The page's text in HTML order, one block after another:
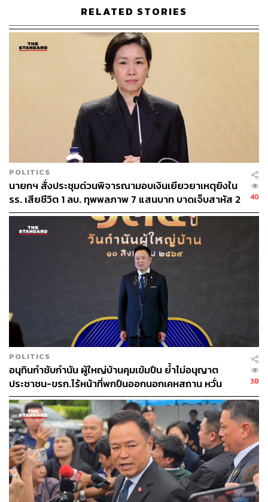
ซึ่งมีคุณสมบัติและหลักเกณฑ์ของกองทุนหมู่บ้านที่จะเข้า
ร่วมโครงการ ดังนี้ 1) สถานะนิติบุคคล: ต้องจดทะเบียนเป็น
นิติบุคคลอย่างถูกต้อง 2) การบริหารงาน: มีคณะกรรมการ
จัดการกองทุนตามระเบียบฯ 3) ความโปร่งใส: มีผลการ
ดำเนินงานและจัดส่งรายงานงบการเงินให้สำนักงานกองทุน
หมู่บ้านและชุมชนเมืองแห่งชาติ (สทบ.) อย่างน้อย 2 ปี (ตั้งแต่
ปีบัญชี 2566 จนถึงปัจจุบัน) และ 4) ฉันทามติจากชุมชน:
สมาชิกกองทุนต้องมีมติเห็นชอบไม่น้อยกว่ากึ่งหนึ่ง ของ
สมาชิกที่เข้าร่วมประชุม เพื่อขอรับสนับสนุนทุนและยินยอม
ปรับลดอัตราดอกเบี้ย
สำหรับขั้นตอนการดำเนินงานมี 4 ขั้นตอนง่ายๆ คือ
1) ยื่นคำขอ: กองทุนหมู่บ้านยื่นแบบคำขอพร้อมเอกสาร ณ
ศูนย์ประสานงานกองทุนฯ ประจำจังหวัด หรือ สทบ.สาขาเขต
2) ตรวจสอบ: สทบ.สาขาเขต ตรวจสอบคุณสมบัติและความ
ถูกต้อง ก่อนเสนอเรื่องให้ผู้อำนวยการ สทบ.สาขาเขต เพื่อ
ประมวลผลส่งให้ สทบ.ส่วนกลางพิจารณาอนุมัติ
3) โอนเงิน: สทบ.ส่วนกลาง โอนเงินจัดสรรเข้าบัญชี 1
ของกองทุนโดยตรง
4) ทำสัญญา: กองทุนหมู่บ้านที่ได้รับเงินจัดสรร เร่งจัดทำหรือ
ปรับปรุงสัญญาดอกเบี้ยกับสมาชิกให้เสร็จสิ้นภายในปีบัญชี
ทั้งนี้ รัฐมนตรีประจำสำนักนายกรัฐมนตรีได้มอบหมายให้
สทบ. เร่งจัดทำแนวทางการดำเนินงานโดยละเอียด พร้อมทั้ง
เดินหน้าจัดกิจกรรมขับเคลื่อนโครงการฯ ในทุกภูมิภาค เพื่อ
ให้เม็ดเงินช่วยเหลือกระจายไปถึงมือพี่น้องประชาชนอย่างทั่ว
ถึงและบรรลุเป้าหมายตามนโยบายของรัฐบาลโดยเร็วที่สุด
TAGS: สำนักนายกรัฐมนตรี
ทำเนียบรัฐบาล
สุขสมรวย วันทนียกุล
ไทยช่วยไทย
RELATED STORIES
POLITICS
นายกฯ สั่งประชุมด่วนพิจารณามอบเงินเยียวยาเหตุยิงใน
รร. เสียชีวิต 1 ลบ. ทุพพลภาพ 7 แสนบาท บาดเจ็บสาหัส 2
แสนบาท บาดเจ็บเล็กน้อย 1 แสนบาท
40
POLITICS
อนุทินกำชับกำนัน ผู้ใหญ่บ้านคุมเข้มปืน ย้ำไม่อนุญาต
ประชาชน-ขรก.ไร้หน้าที่พกปืนออกนอกเคหสถาน หวั่น
พฤติกรรมลอกเลียนแบบ จ่อลงพื้นที่เกิดเหตุ
38